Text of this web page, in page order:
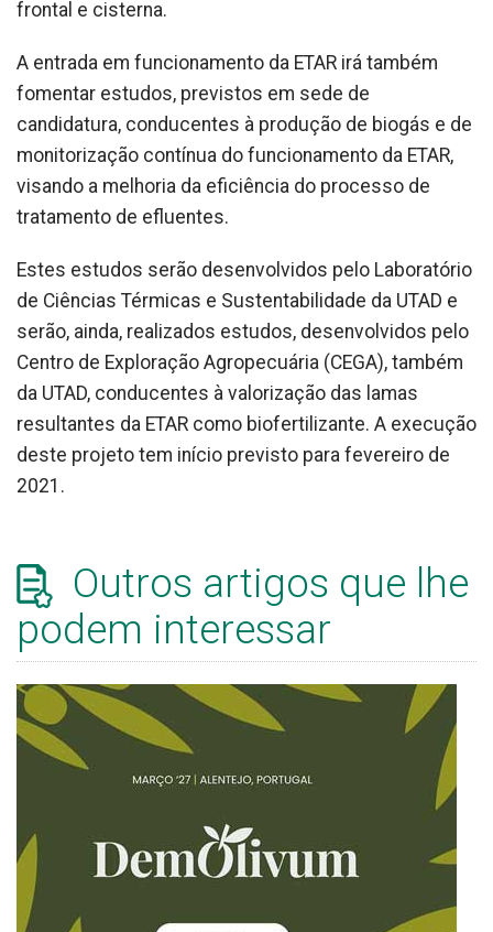
frontal e cisterna.
A entrada em funcionamento da ETAR irá também
fomentar estudos, previstos em sede de
candidatura, conducentes à produção de biogás e de
monitorização contínua do funcionamento da ETAR,
visando a melhoria da eficiência do processo de
tratamento de efluentes.
Estes estudos serão desenvolvidos pelo Laboratório
de Ciências Térmicas e Sustentabilidade da UTAD e
serão, ainda, realizados estudos, desenvolvidos pelo
Centro de Exploração Agropecuária (CEGA), também
da UTAD, conducentes à valorização das lamas
resultantes da ETAR como biofertilizante. A execução
deste projeto tem início previsto para fevereiro de
2021.​
Outros artigos que lhe
podem interessar